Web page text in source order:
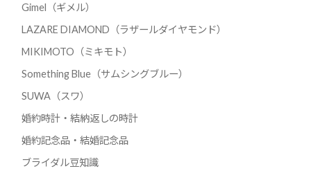
Gimel（ギメル）
LAZARE DIAMOND（ラザールダイヤモンド）
MIKIMOTO（ミキモト）
Something Blue（サムシングブルー）
SUWA（スワ）
婚約時計・結納返しの時計
婚約記念品・結婚記念品
ブライダル豆知識